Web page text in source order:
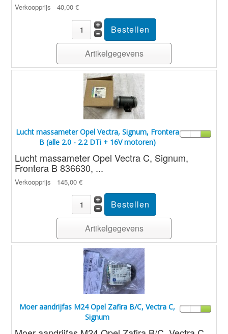
Verkoopprijs 40,00 €
Artikelgegevens
Lucht massameter Opel Vectra, Signum, Frontera
B (alle 2.0 - 2.2 DTi + 16V motoren)
Lucht massameter Opel Vectra C, Signum,
Frontera B 836630, ...
Verkoopprijs 145,00 €
Artikelgegevens
Moer aandrijfas M24 Opel Zafira B/C, Vectra C,
Signum